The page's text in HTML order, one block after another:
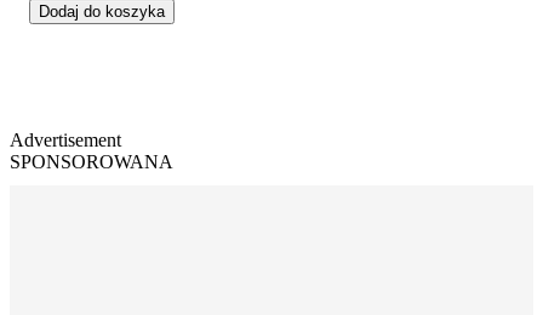
Dodaj do koszyka
Advertisement
SPONSOROWANA